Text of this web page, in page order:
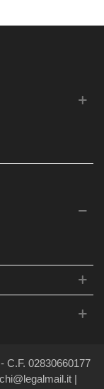
C.F. 02830660177
|